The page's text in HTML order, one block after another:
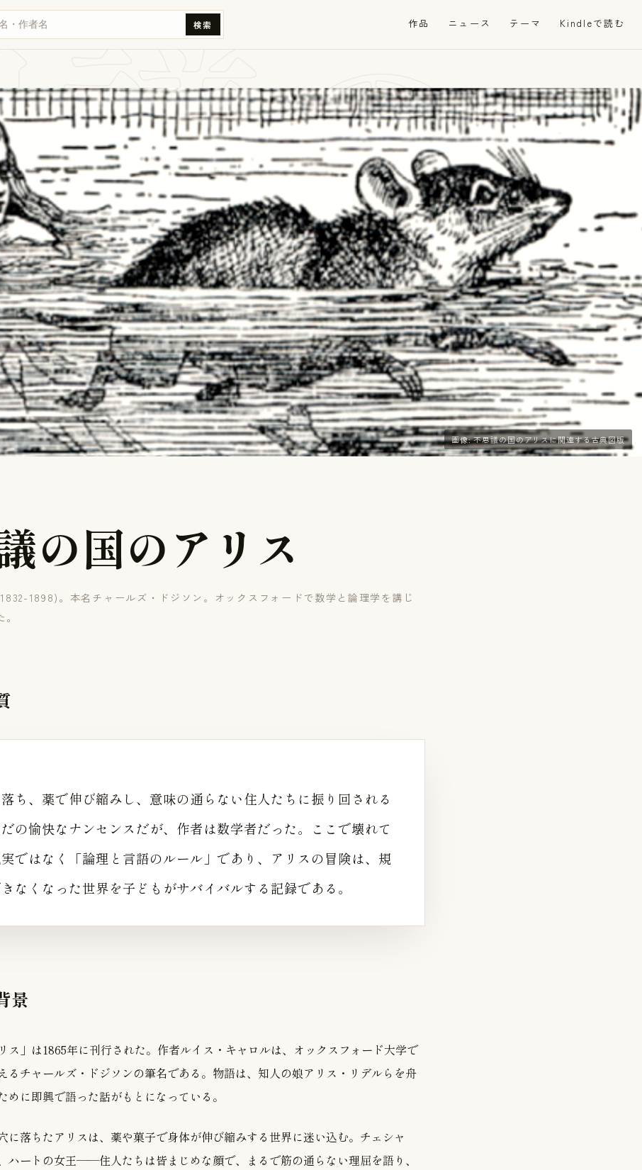
検索 作品 ニュース テーマ Kindleで読む
の
画像: 不思議の国のアリスに関連する古典図版
の国のア リ ス
1898)。本名チャールズ・ドジソン。オックスフォードで数学と論理学を講じ
ち、薬で伸び縮みし、意味の通らない住人たちに振り回される
愉快なナンセンスだが、作者は数学者だった。ここで壊れて
ではなく「論理と言語のルール」であり、アリスの冒険は、規
なくなった世界を子どもがサバイバルする記録である。
景
ス」は1865年に刊行された。作者ルイス・キャロルは、オックスフォード大学で
るチャールズ・ドジソンの筆名である。物語は、知人の娘アリス・リデルらを舟
めに即興で語った話がもとになっている。
に落ちたアリスは、薬や菓子で身体が伸び縮みする世界に迷い込む。チェシャ
ハートの女王——住人たちは皆まじめな顔で、まるで筋の通らない理屈を語り、